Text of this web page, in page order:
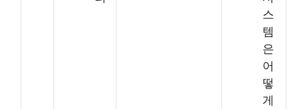
스
템
은
어
떻
게